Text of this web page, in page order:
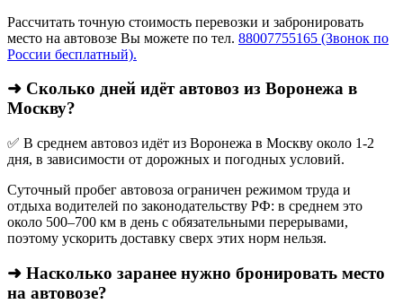
Рассчитать точную стоимость перевозки и забронировать
место на автовозе Вы можете по тел. 88007755165 (Звонок по
России бесплатный).
➜ Сколько дней идёт автовоз из Воронежа в
Москву?
✅ В среднем автовоз идёт из Воронежа в Москву около 1-2
дня, в зависимости от дорожных и погодных условий.
Суточный пробег автовоза ограничен режимом труда и
отдыха водителей по законодательству РФ: в среднем это
около 500–700 км в день с обязательными перерывами,
поэтому ускорить доставку сверх этих норм нельзя.
➜ Насколько заранее нужно бронировать место
на автовозе?